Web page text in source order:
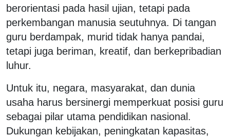
berorientasi pada hasil ujian, tetapi pada
perkembangan manusia seutuhnya. Di tangan
guru berdampak, murid tidak hanya pandai,
tetapi juga beriman, kreatif, dan berkepribadian
luhur.
Untuk itu, negara, masyarakat, dan dunia
usaha harus bersinergi memperkuat posisi guru
sebagai pilar utama pendidikan nasional.
Dukungan kebijakan, peningkatan kapasitas,